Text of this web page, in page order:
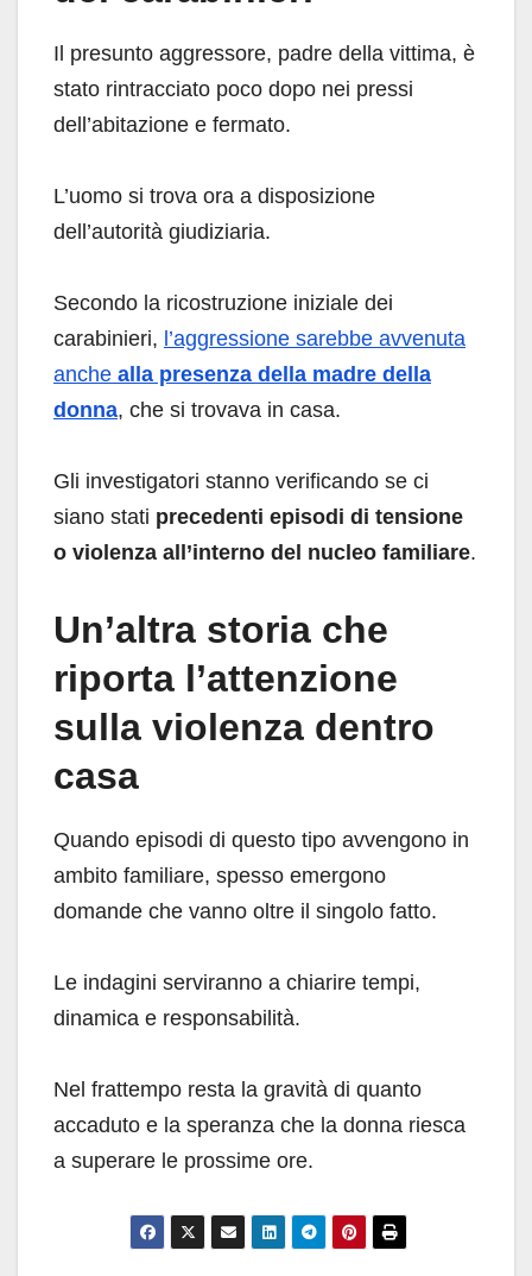
Il presunto aggressore, padre della vittima, è
stato rintracciato poco dopo nei pressi
dell’abitazione e fermato.
L’uomo si trova ora a disposizione
dell’autorità giudiziaria.
Secondo la ricostruzione iniziale dei
carabinieri, l’aggressione sarebbe avvenuta
anche alla presenza della madre della
donna, che si trovava in casa.
Gli investigatori stanno verificando se ci
siano stati precedenti episodi di tensione
o violenza all’interno del nucleo familiare.
Un’altra storia che
riporta l’attenzione
sulla violenza dentro
casa
Quando episodi di questo tipo avvengono in
ambito familiare, spesso emergono
domande che vanno oltre il singolo fatto.
Le indagini serviranno a chiarire tempi,
dinamica e responsabilità.
Nel frattempo resta la gravità di quanto
accaduto e la speranza che la donna riesca
a superare le prossime ore.